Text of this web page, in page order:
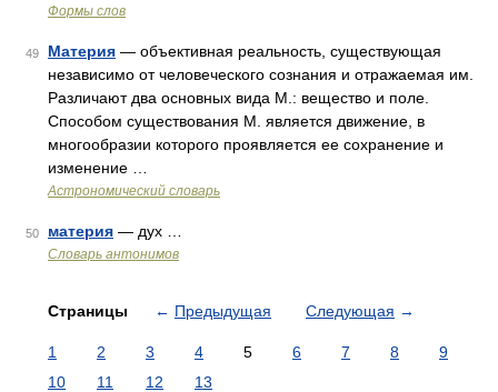
Формы слов
49 Материя — объективная реальность, существующая
независимо от человеческого сознания и отражаемая им.
Различают два основных вида М.: вещество и поле.
Способом существования М. является движение, в
многообразии которого проявляется ее сохранение и
изменение …
Астрономический словарь
50 материя — дух …
Словарь антонимов
Страницы ← Предыдущая Следующая →
1 2 3 4 5 6 7 8
9
10
11 12 13